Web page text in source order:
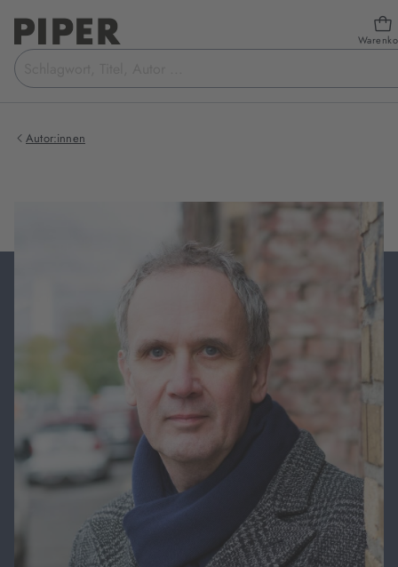
Suchbegriff
eingeben
Autor:innen